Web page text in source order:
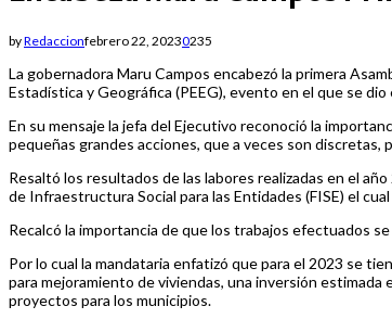
byRedaccionfebrero 22, 20230235
La gobernadora Maru Campos encabezó la primera
Estadística y Geográfica (PEEG), evento en el que se
En su mensaje la jefa del Ejecutivo reconoció la
pequeñas grandes acciones, que a veces son discretas,
Resaltó los resultados de las labores realizadas en el
de Infraestructura Social para las Entidades (FISE) el
Recalcó la importancia de que los trabajos efectuados
Por lo cual la mandataria enfatizó que para el 2023 se
para mejoramiento de viviendas, una inversión
proyectos para los municipios.